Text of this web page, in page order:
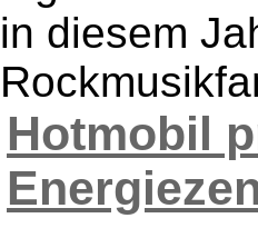
in diesem
Hotmobil